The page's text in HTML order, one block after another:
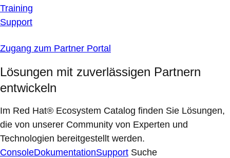
Training
Support
Zugang zum Partner Portal
Lösungen mit zuverlässigen Partnern
entwickeln
Im Red Hat® Ecosystem Catalog finden Sie Lösungen,
die von unserer Community von Experten und
Technologien bereitgestellt werden.
ConsoleDokumentationSupport Suche